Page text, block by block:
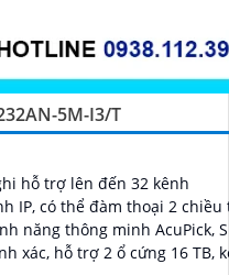
5M-I3/T
hỗ trợ lên đến 32 kênh
IP, có thể đàm thoại 2
năng thông minh AcuPick,
xác, hỗ trợ 2 ổ cứng 16 TB,